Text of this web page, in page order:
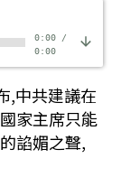
0:00/
0:00
,中共建議在
家主席只能
諂媚之聲,